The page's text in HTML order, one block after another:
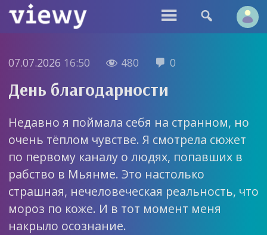
 
07.07.2026 16:50  480  0
День благодарности
Недавно я поймала себя на странном, но
очень тёплом чувстве. Я смотрела сюжет
по первому каналу о людях, попавших в
рабство в Мьянме. Это настолько
страшная, нечеловеческая реальность, что
мороз по коже. И в тот момент меня
накрыло осознание.